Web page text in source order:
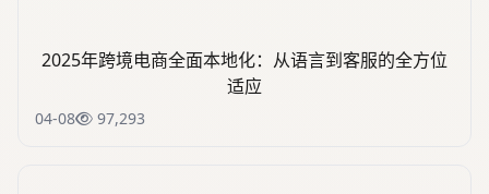
2025年跨境电商全面本地化：从语言到客服的全方位
适应
04-08 97,293